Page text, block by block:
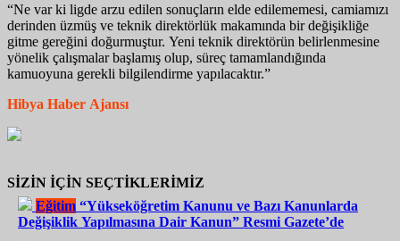
“Ne var ki ligde arzu edilen sonuçların elde edilememesi, camiamızı
derinden üzmüş ve teknik direktörlük makamında bir değişikliğe
gitme gereğini doğurmuştur. Yeni teknik direktörün belirlenmesine
yönelik çalışmalar başlamış olup, süreç tamamlandığında
kamuoyuna gerekli bilgilendirme yapılacaktır.”
Hibya Haber Ajansı
SİZİN İÇİN SEÇTİKLERİMİZ
Eğitim “Yükseköğretim Kanunu ve Bazı Kanunlarda
Değişiklik Yapılmasına Dair Kanun” Resmi Gazete’de